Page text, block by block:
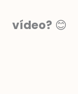
vídeo? 😊